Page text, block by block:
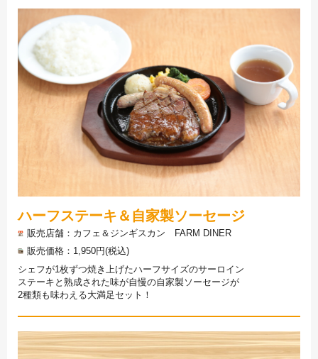
ハーフステーキ＆自家製ソーセージ
販売店舗
カフェ＆ジンギスカン FARM DINER
販売価格
1,950円(税込)
シェフが1枚ずつ焼き上げたハーフサイズのサーロイン
ステーキと熟成された味が自慢の自家製ソーセージが
2種類も味わえる大満足セット！